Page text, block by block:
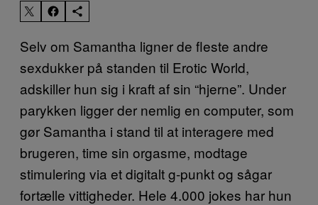
Selv om Samantha ligner de fleste andre
sexdukker på standen til Erotic World,
adskiller hun sig i kraft af sin “hjerne”. Under
parykken ligger der nemlig en computer, som
gør Samantha i stand til at interagere med
brugeren, time sin orgasme, modtage
stimulering via et digitalt g-punkt og sågar
fortælle vittigheder. Hele 4.000 jokes har hun